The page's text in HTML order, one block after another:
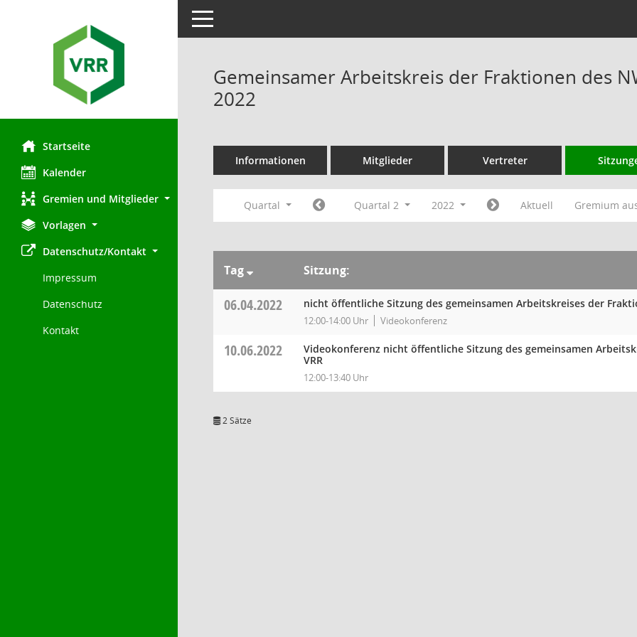
Startseite
Kalender
Gremien und Mitglieder
Vorlagen
Datenschutz/Kontakt
Impressum
Datenschutz
Kontakt
Toggle navigation
Gemeinsamer Arbeitskreis der Fraktionen des
2022
Informationen Mitglieder Vertreter
Quartal Quartal 2 2022 Aktuell Gremium
Tag Sitzung:
06.04.2022 nicht öffentliche Sitzung des gemeinsamen Arbeitskreises der
12:00-14:00 Uhr Videokonferenz
10.06.2022
Videokonferenz nicht öffentliche Sitzung des gemeinsamen
VRR
12:00-13:40 Uhr
2 Sätze